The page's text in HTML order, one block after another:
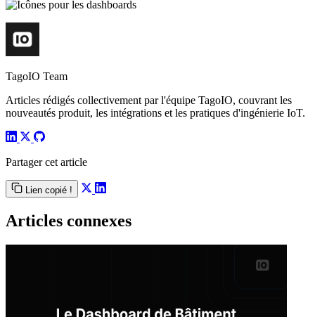
TagoIO Team
Articles rédigés collectivement par l'équipe TagoIO, couvrant les
nouveautés produit, les intégrations et les pratiques d'ingénierie IoT.
Partager cet article
Lien copié !
Articles connexes